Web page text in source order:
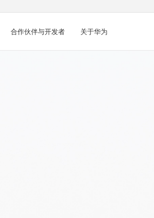
合作伙伴与开发者 关于华为